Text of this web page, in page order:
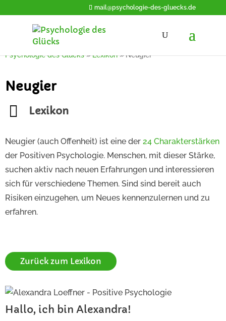
mail@psychologie-des-gluecks.de
Psychologie des Glücks»Lexikon»Neugier
Neugier
Lexikon
Neugier (auch Offenheit) ist eine der 24 Charakterstärken
der Positiven Psychologie. Menschen, mit dieser Stärke,
suchen aktiv nach neuen Erfahrungen und interessieren
sich für verschiedene Themen. Sind sind bereit auch
Risiken einzugehen, um Neues kennenzulernen und zu
erfahren.
Zurück zum Lexikon
Hallo, ich bin Alexandra!